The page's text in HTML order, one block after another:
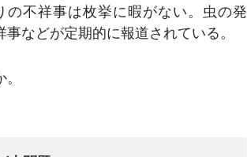
不祥事は枚挙に暇がない。虫の発
などが定期的に報道されている。